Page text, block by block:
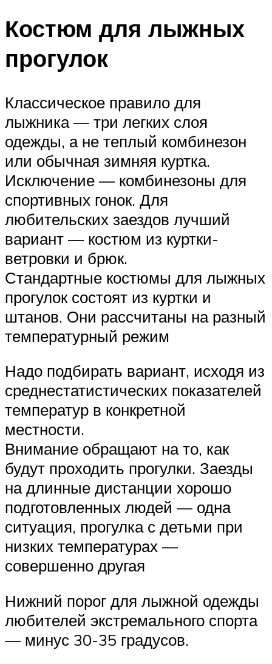
Костюм для лыжных
прогулок
Классическое правило для
лыжника — три легких слоя
одежды, а не теплый комбинезон
или обычная зимняя куртка.
Исключение — комбинезоны для
спортивных гонок. Для
любительских заездов лучший
вариант — костюм из куртки-
ветровки и брюк.
Стандартные костюмы для лыжных
прогулок состоят из куртки и
штанов. Они рассчитаны на разный
температурный режим
Надо подбирать вариант, исходя из
среднестатистических показателей
температур в конкретной
местности.
Внимание обращают на то, как
будут проходить прогулки. Заезды
на длинные дистанции хорошо
подготовленных людей — одна
ситуация, прогулка с детьми при
низких температурах —
совершенно другая
Нижний порог для лыжной одежды
любителей экстремального спорта
— минус 30-35 градусов.